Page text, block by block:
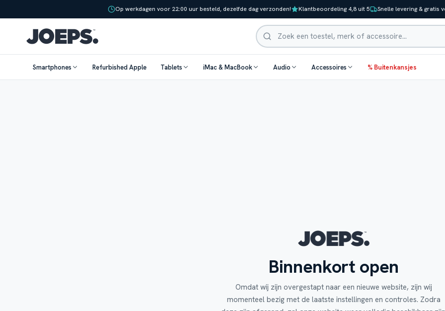
Op werkdagen voor 22:00 uur besteld, dezelfde dag verzonden! Klantbeoordeling 4,8 uit 5 Snelle levering & gratis
Zoeken
Smartphones Refurbished Apple Tablets iMac & MacBook Audio Accessoires % Buitenkansjes
Binnenkort open
Omdat wij zijn overgestapt naar een nieuwe website, zijn wij
momenteel bezig met de laatste instellingen en controles. Zodra